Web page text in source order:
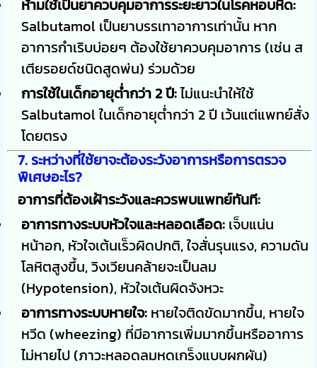
ห้ามใช้เป็นยาควบคุมอาการระยะยาวในโรคหอบหืด:
Salbutamol เป็นยาบรรเทาอาการเท่านั้น หาก
อาการกำเริบบ่อยๆ ต้องใช้ยาควบคุมอาการ (เช่น ส
เตียรอยด์ชนิดสูดพ่น) ร่วมด้วย
การใช้ในเด็กอายุต่ำกว่า 2 ปี:ไม่แนะนำให้ใช้
Salbutamol ในเด็กอายุต่ำกว่า 2 ปี เว้นแต่แพทย์สั่ง
โดยตรง
7. ระหว่างที่ใช้ยาจะต้องระวังอาการหรือการตรวจ
พิเศษอะไร?
อาการที่ต้องเฝ้าระวังและควรพบแพทย์ทันที:
อาการทางระบบหัวใจและหลอดเลือด: เจ็บแน่น
หน้าอก, หัวใจเต้นเร็วผิดปกติ, ใจสั่นรุนแรง, ความดัน
โลหิตสูงขึ้น, วิงเวียนคล้ายจะเป็นลม
(Hypotension), หัวใจเต้นผิดจังหวะ
อาการทางระบบหายใจ: หายใจติดขัดมากขึ้น, หายใจ
หวีด (wheezing) ที่มีอาการเพิ่มมากขึ้นหรืออาการ
ไม่หายไป (ภาวะหลอดลมหดเกร็งแบบผกผัน)